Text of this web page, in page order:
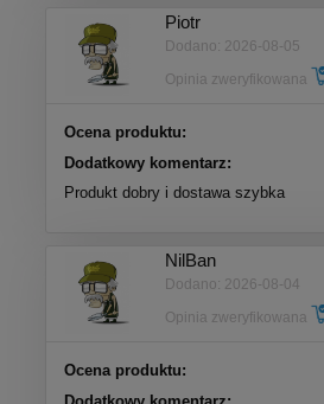
Piotr
Dodano: 2026-08-05
Opinia zweryfikowana
Ocena produktu:
Dodatkowy komentarz:
Produkt dobry i dostawa szybka
NilBan
Dodano: 2026-08-04
Opinia zweryfikowana
Ocena produktu: